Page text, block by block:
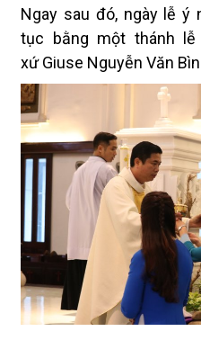
Ngay sau đó, ngày lễ ý
tục bằng một thánh
xứGiuse Nguyễn Văn